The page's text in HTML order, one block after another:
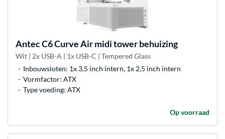
AntecC6 Curve Air midi tower behuizing
Wit | 2x USB-A | 1x USB-C | Tempered Glass
Inbouwsloten: 1x 3,5 inch intern, 1x 2,5 inch intern
Vormfactor: ATX
Type voeding: ATX
Op voorraad